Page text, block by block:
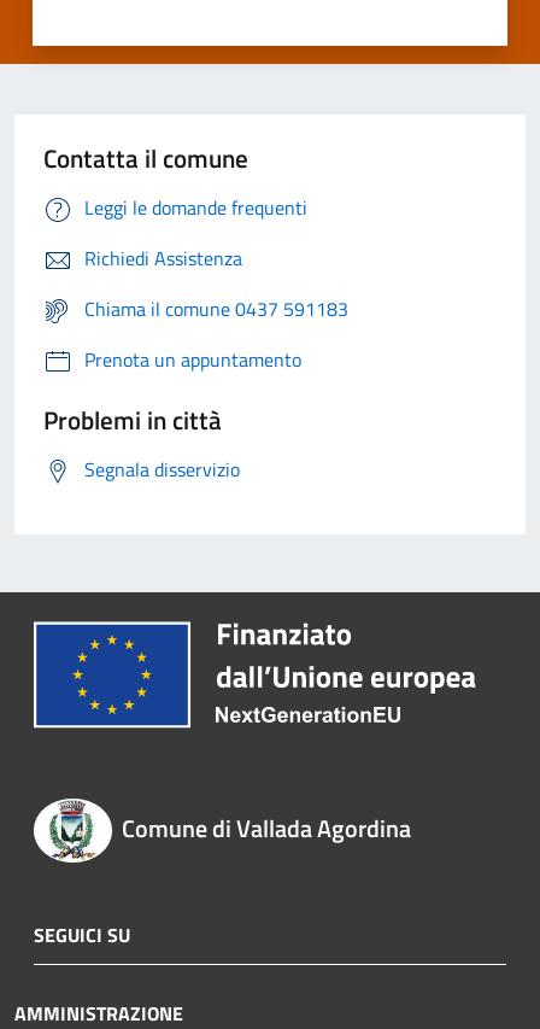
Contatta il comune
Leggi le domande frequenti
Richiedi Assistenza
Chiama il comune 0437 591183
Prenota un appuntamento
Problemi in città
Segnala disservizio
Comune di Vallada Agordina
SEGUICI SU
AMMINISTRAZIONE